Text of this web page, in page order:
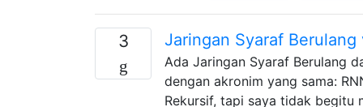
3 Jaringan Syaraf
Ada Jaringan Syaraf Berulang
dengan akronim yang sama:
Rekursif, tapi saya tidak begitu